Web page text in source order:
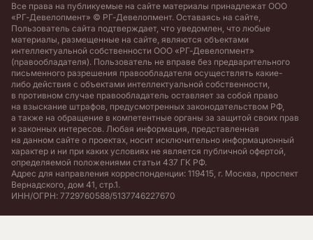
Все права на публикуемые на сайте материалы принадлежат ООО
«РГ-Девелопмент» © РГ-Девелопмент. Оставаясь на сайте,
Пользователь сайта подтверждает, что уведомлен, что любые
материалы, размещенные на сайте, являются объектами
интеллектуальной собственности ООО «РГ-Девелопмент»
(правообладателя). Пользователь не вправе без предварительного
письменного разрешения правообладателя осуществлять какие-
либо действия с объектами интеллектуальной собственности,
в противном случае правообладатель оставляет за собой право
на взыскание штрафов, предусмотренных законодательством РФ,
а также на обращение в компетентные органы за защитой своих прав
и законных интересов. Любая информация, представленная
на данном сайте о проектах, носит исключительно информационный
характер и ни при каких условиях не является публичной офертой,
определяемой положениями статьи 437 ГК РФ.
Адрес для направления корреспонденции: 119415, г. Москва, проспект
Вернадского, дом 41, стр.1.
ИНН/ОГРН: 7729760588/5137746227670